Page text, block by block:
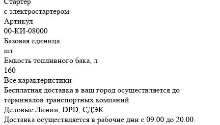
с электростартером
Артикул
00-КИ-08000
Базовая единица
шт
Емкость топливного бака, л
160
Все характеристики
Бесплатная доставка в ваш город осуществляется до
терминалов транспортных компаний
Деловые Линии, DPD, СДЭК
Доставка осуществляется в рабочие дни с 09.00 до 20.00.